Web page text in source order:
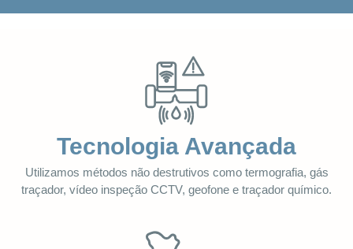
Tecnologia Avançada
Utilizamos métodos não destrutivos como termografia, gás
traçador, vídeo inspeção CCTV, geofone e traçador químico.